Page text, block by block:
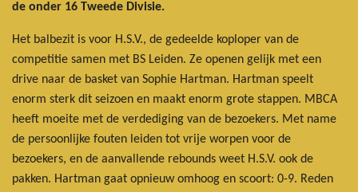
de onder 16 Tweede Divisie.
Het balbezit is voor H.S.V., de gedeelde koploper van de
competitie samen met BS Leiden. Ze openen gelijk met een
drive naar de basket van Sophie Hartman. Hartman speelt
enorm sterk dit seizoen en maakt enorm grote stappen. MBCA
heeft moeite met de verdediging van de bezoekers. Met name
de persoonlijke fouten leiden tot vrije worpen voor de
bezoekers, en de aanvallende rebounds weet H.S.V. ook de
pakken. Hartman gaat opnieuw omhoog en scoort: 0-9. Reden